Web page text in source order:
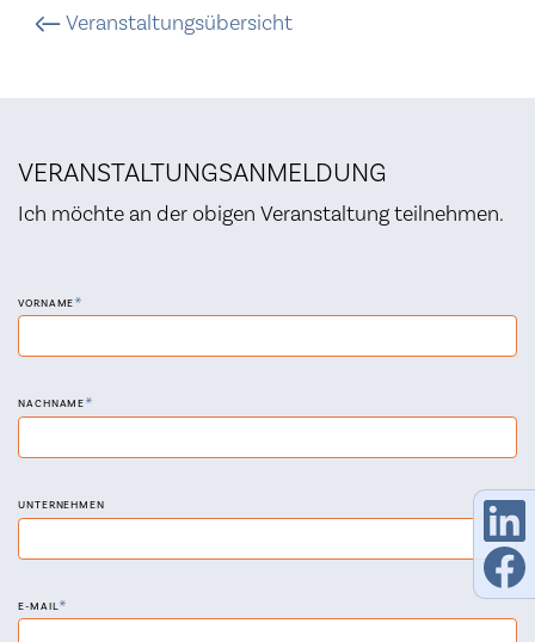
Veranstaltungsübersicht
VERANSTALTUNGSANMELDUNG
Ich möchte an der obigen Veranstaltung teilnehmen.
PFLICHTFELD
VORNAME *
PFLICHTFELD
NACHNAME *
UNTERNEHMEN
PFLICHTFELD
E-MAIL *